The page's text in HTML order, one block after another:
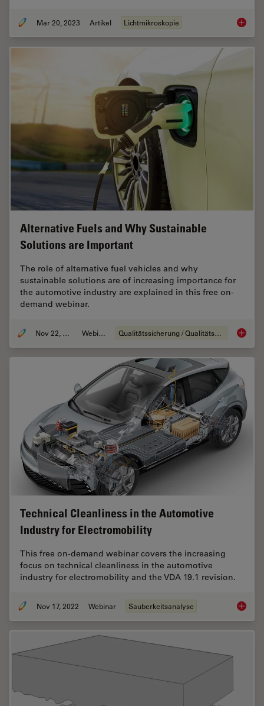
Mar 20, 2023 Artikel Lichtmikroskopie
Alternative Fuels and Why Sustainable
Solutions are Important
The role of alternative fuel vehicles and why
sustainable solutions are of increasing importance for
the automotive industry are explained in this free on-
demand webinar.
Nov 22, 2022 Webinar Qualitätssicherung / Qualitätskontrolle
Technical Cleanliness in the Automotive
Industry for Electromobility
This free on-demand webinar covers the increasing
focus on technical cleanliness in the automotive
industry for electromobility and the VDA 19.1 revision.
Nov 17, 2022 Webinar Sauberkeitsanalyse